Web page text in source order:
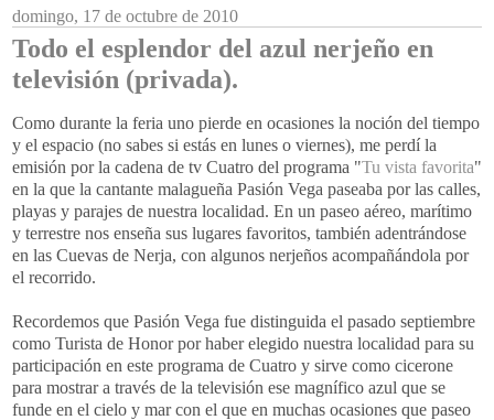
domingo, 17 de octubre de 2010
Todo el esplendor del azul nerjeño en
televisión (privada).
Como durante la feria uno pierde en ocasiones la noción del tiempo
y el espacio (no sabes si estás en lunes o viernes), me perdí la
emisión por la cadena de tv Cuatro del programa "Tu vista favorita"
en la que la cantante malagueña Pasión Vega paseaba por las calles,
playas y parajes de nuestra localidad. En un paseo aéreo, marítimo
y terrestre nos enseña sus lugares favoritos, también adentrándose
en las Cuevas de Nerja, con algunos nerjeños acompañándola por
el recorrido.
Recordemos que Pasión Vega fue distinguida el pasado septiembre
como Turista de Honor por haber elegido nuestra localidad para su
participación en este programa de Cuatro y sirve como cicerone
para mostrar a través de la televisión ese magnífico azul que se
funde en el cielo y mar con el que en muchas ocasiones que paseo